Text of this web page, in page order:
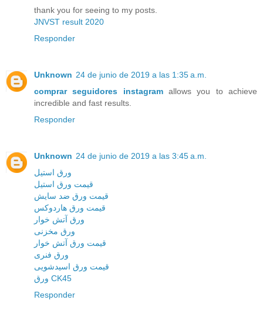
thank you for seeing to my posts.
JNVST result 2020
Responder
Unknown 24 de junio de 2019 a las 1:35 a.m.
comprar seguidores instagram allows you to achieve
incredible and fast results.
Responder
Unknown 24 de junio de 2019 a las 3:45 a.m.
ورق استیل
قیمت ورق استیل
قیمت ورق ضد سایش
قیمت ورق هاردوکس
ورق آتش خوار
ورق مخزنی
قیمت ورق آتش خوار
ورق فنری
قیمت ورق اسیدشویی
ورق CK45
Responder